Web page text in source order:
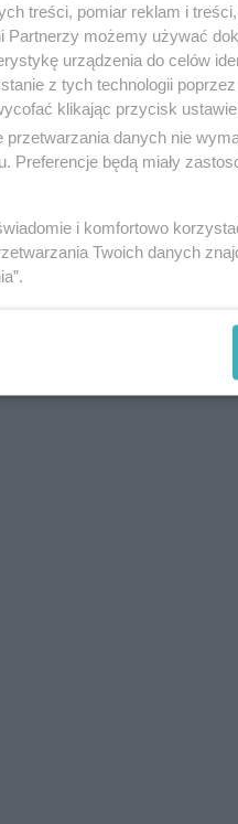
treści, pomiar reklam i
Partnerzy możemy używać
urządzenia do celów
z tych technologii poprzez
klikając przycisk
przetwarzania danych nie
będą miały
i komfortowo
Twoich danych